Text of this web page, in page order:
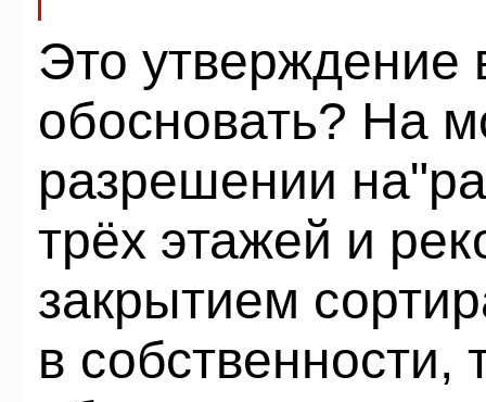
Это утверждение
обосновать? На
разрешении
трёх этажей и
закрытием
в собственности,